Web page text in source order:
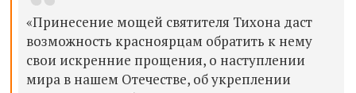
«Принесение мощей святителя Тихона даст
возможность красноярцам обратить к нему
свои искренние прощения, о наступлении
мира в нашем Отечестве, об укреплении